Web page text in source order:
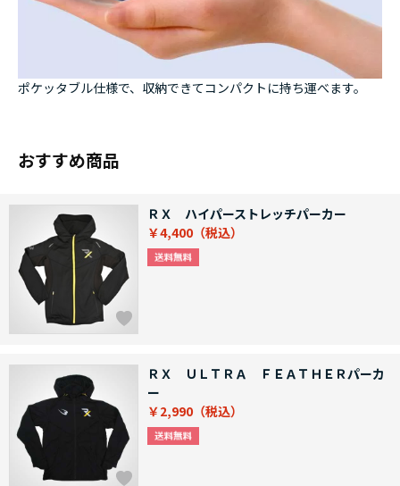
ポケッタブル仕様で、収納できてコンパクトに持ち運べます。
おすすめ商品
ＲＸ ハイパーストレッチパーカー
￥4,400
ＲＸ ＵＬＴＲＡ ＦＥＡＴＨＥＲパーカ
ー
￥2,990